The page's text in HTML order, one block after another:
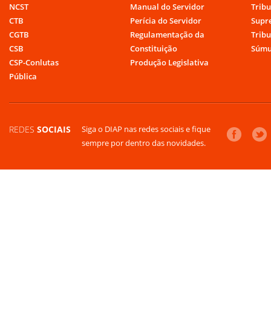
NCST
CTB
CGTB
CSB
CSP-Conlutas
Pública
Manual do Servidor
Perícia do Servidor
Regulamentação da
Constituição
Produção Legislativa
REDES SOCIAIS
Siga o DIAP nas redes sociais e fique
sempre por dentro das novidades.